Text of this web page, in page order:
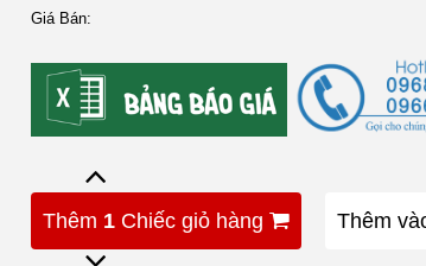
Giá Bán:
Thêm 1 Chiếc giỏ hàng Thêm